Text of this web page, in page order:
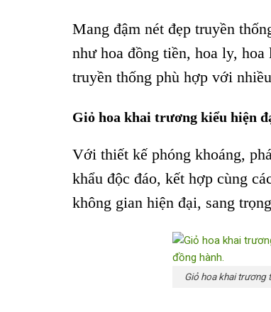
Mang đậm nét đẹp truyền
như hoa đồng tiền, hoa ly,
truyền thống phù hợp với
Giỏ hoa khai trương kiểu hiện
Với thiết kế phóng khoáng,
khẩu độc đáo, kết hợp cùng
không gian hiện đại, sang
Giỏ hoa khai trương